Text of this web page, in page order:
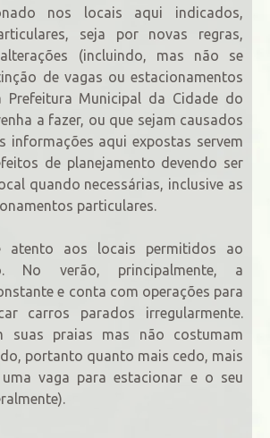
nos locais aqui indicados,
seja por novas regras,
(incluindo, mas não se
de vagas ou estacionamentos
Prefeitura Municipal da Cidade do
a fazer, ou que sejam causados
informações aqui expostas servem
de planejamento devendo ser
quando necessárias, inclusive as
particulares.
atento aos locais permitidos ao
No verão, principalmente, a
e conta com operações para
carros parados irregularmente.
suas praias mas não costumam
portanto quanto mais cedo, mais
vaga para estacionar e o seu